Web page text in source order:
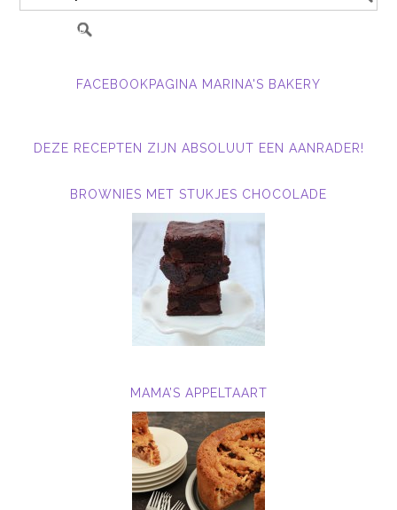
FACEBOOKPAGINA MARINA'S BAKERY
DEZE RECEPTEN ZIJN ABSOLUUT EEN AANRADER!
BROWNIES MET STUKJES CHOCOLADE
MAMA’S APPELTAART